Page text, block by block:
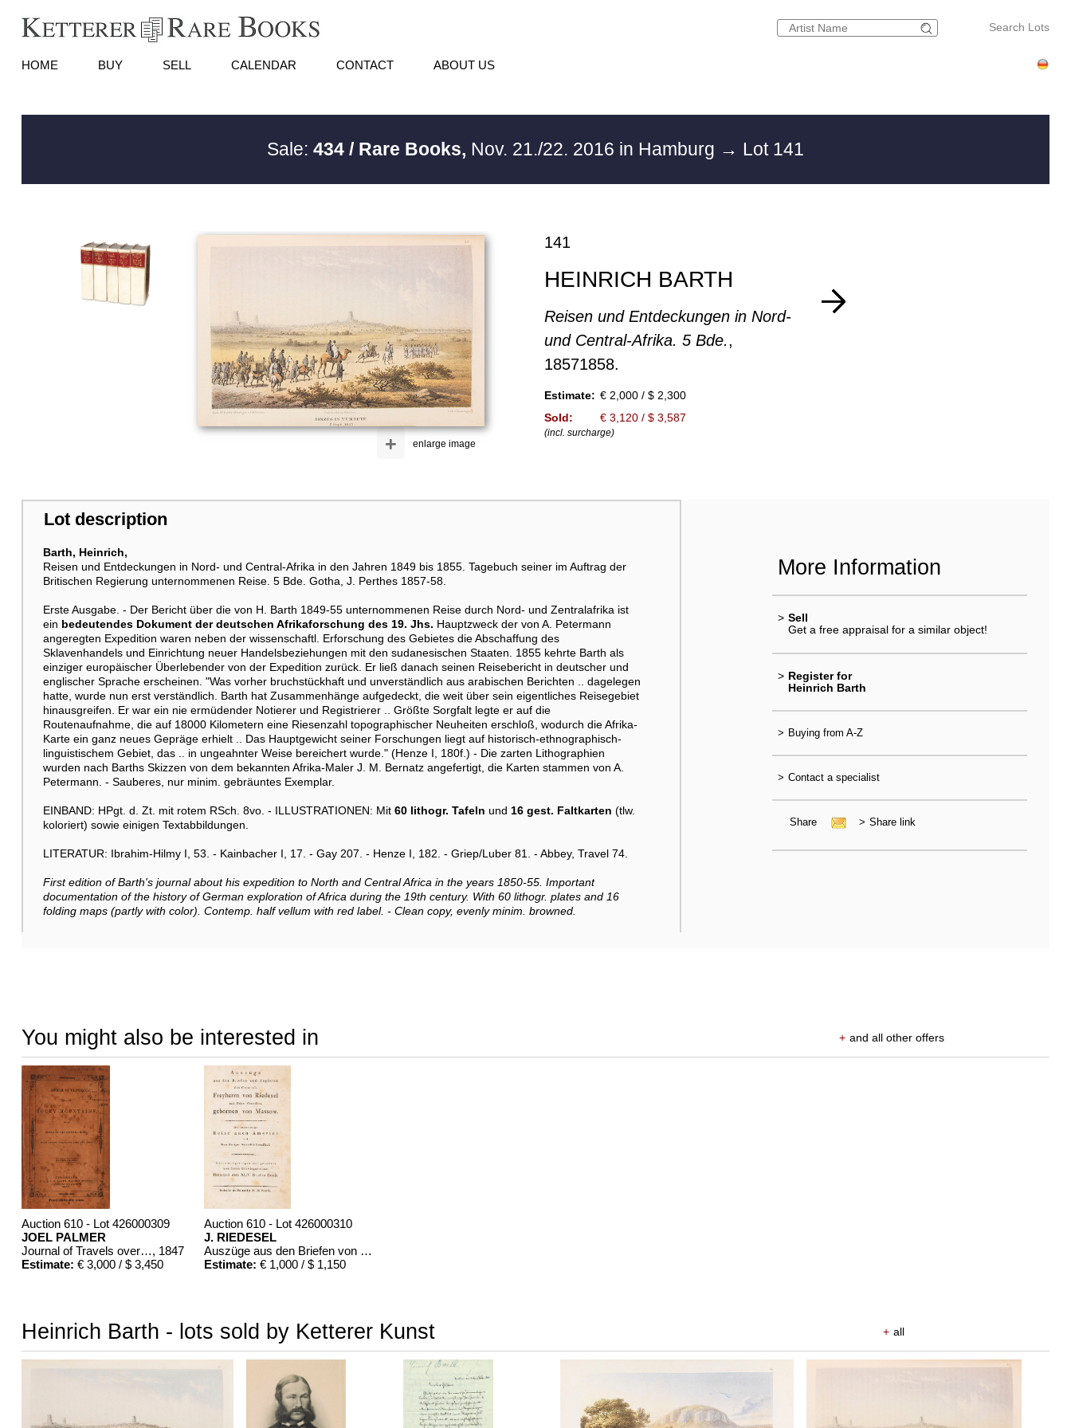
Search Lots
HOME BUY SELL CALENDAR CONTACT ABOUT US
Sale: 434 / Rare Books, Nov. 21./22. 2016 in Hamburg → Lot 141
enlarge image
+
141
HEINRICH BARTH
Reisen und Entdeckungen in Nord-
und Central-Afrika. 5 Bde.,
18571858.
Estimate: € 2,000 / $ 2,300
Sold:
€ 3,120 / $ 3,587
(incl. surcharge)
Lot description
Barth, Heinrich,
Reisen und Entdeckungen in Nord- und Central-Afrika in den Jahren 1849 bis 1855. Tagebuch seiner im Auftrag der
Britischen Regierung unternommenen Reise. 5 Bde. Gotha, J. Perthes 1857-58.
Erste Ausgabe. - Der Bericht über die von H. Barth 1849-55 unternommenen Reise durch Nord- und Zentralafrika ist
ein bedeutendes Dokument der deutschen Afrikaforschung des 19. Jhs. Hauptzweck der von A. Petermann
angeregten Expedition waren neben der wissenschaftl. Erforschung des Gebietes die Abschaffung des
Sklavenhandels und Einrichtung neuer Handelsbeziehungen mit den sudanesischen Staaten. 1855 kehrte Barth als
einziger europäischer Überlebender von der Expedition zurück. Er ließ danach seinen Reisebericht in deutscher und
englischer Sprache erscheinen. "Was vorher bruchstückhaft und unverständlich aus arabischen Berichten .. dagelegen
hatte, wurde nun erst verständlich. Barth hat Zusammenhänge aufgedeckt, die weit über sein eigentliches Reisegebiet
hinausgreifen. Er war ein nie ermüdender Notierer und Registrierer .. Größte Sorgfalt legte er auf die
Routenaufnahme, die auf 18000 Kilometern eine Riesenzahl topographischer Neuheiten erschloß, wodurch die Afrika-
Karte ein ganz neues Gepräge erhielt .. Das Hauptgewicht seiner Forschungen liegt auf historisch-ethnographisch-
linguistischem Gebiet, das .. in ungeahnter Weise bereichert wurde." (Henze I, 180f.) - Die zarten Lithographien
wurden nach Barths Skizzen von dem bekannten Afrika-Maler J. M. Bernatz angefertigt, die Karten stammen von A.
Petermann. - Sauberes, nur minim. gebräuntes Exemplar.
EINBAND: HPgt. d. Zt. mit rotem RSch. 8vo. - ILLUSTRATIONEN: Mit 60 lithogr. Tafeln und 16 gest. Faltkarten (tlw.
koloriert) sowie einigen Textabbildungen.
LITERATUR: Ibrahim-Hilmy I, 53. - Kainbacher I, 17. - Gay 207. - Henze I, 182. - Griep/Luber 81. - Abbey, Travel 74.
First edition of Barth's journal about his expedition to North and Central Africa in the years 1850-55. Important
documentation of the history of German exploration of Africa during the 19th century. With 60 lithogr. plates and 16
folding maps (partly with color). Contemp. half vellum with red label. - Clean copy, evenly minim. browned.
More Information
> Sell
Get a free appraisal for a similar object!
> Register for
Heinrich Barth
> Buying from A-Z
> Contact a specialist
Share > Share link
You might also be interested in + and all other offers
Auction 610 - Lot 426000309
JOEL PALMER
Journal of Travels over the Rocky Mountains, 1847
Estimate: € 3,000 / $ 3,450
Auction 610 - Lot 426000310
J. RIEDESEL
Auszüge aus den Briefen von Riedesel ... Reise nach America
Estimate: € 1,000 / $ 1,150
Heinrich Barth - lots sold by Ketterer Kunst + all